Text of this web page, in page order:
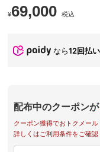
¥69,000 税込
なら12回払
配布中のクーポンが
クーポン獲得でおトクメー
詳しくはご利用条件をご確認